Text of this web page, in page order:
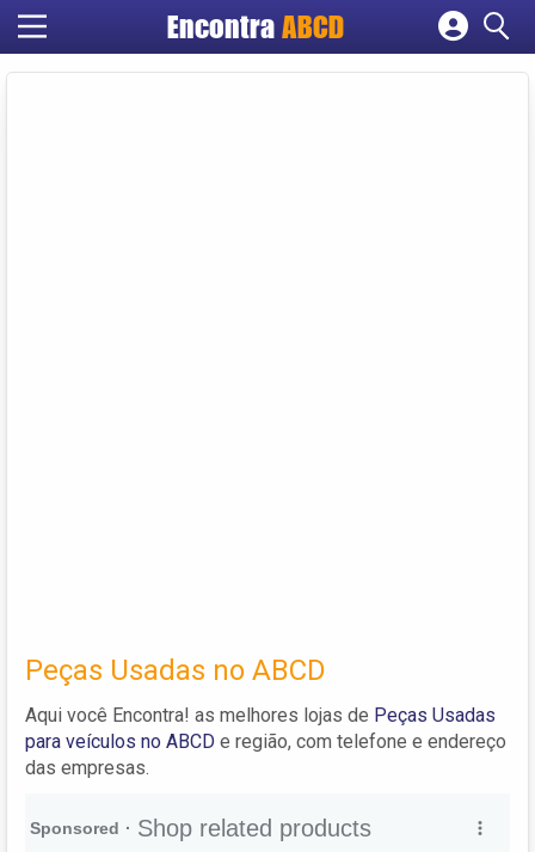
EncontraABCD
Cadastrar empresa
Peças Usadas no ABCD
Aqui você Encontra! as melhores lojas de Peças Usadas
para veículos no ABCD e região, com telefone e endereço
das empresas.